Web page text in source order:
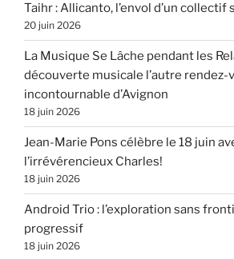
Taihr : Allicanto, l’envol d’un
20 juin 2026
La Musique Se Lâche pendant les
découverte musicale l’autre rendez-
incontournable d’Avignon
18 juin 2026
Jean-Marie Pons célèbre le 18 juin
l’irrévérencieux Charles!
18 juin 2026
Android Trio : l’exploration sans
progressif
18 juin 2026